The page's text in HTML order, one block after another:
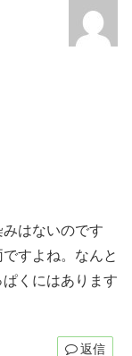
はないのです
すよね。なんと
くにはあります
返信